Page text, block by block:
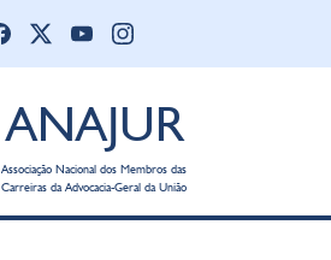
ANAJUR
Associação Nacional dos Membros das
Carreiras da Advocacia-Geral da União